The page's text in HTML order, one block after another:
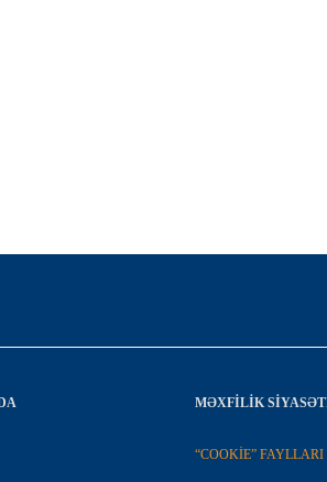
MƏXFİLİK
“COOKİE” FAYLLARI